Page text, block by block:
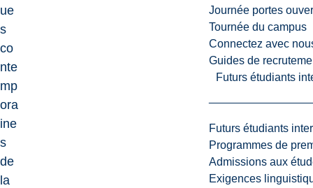
Journée portes
Tournée du campus
Connectez avec
Guides de
Futurs étudiants
Futurs étudiants
Programmes de
Admissions aux
Exigences
ue
s
co
nte
mp
ora
ine
s
de
la